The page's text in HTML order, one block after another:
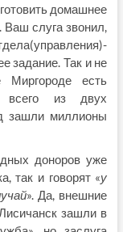
домашнее
Ваш слуга звонил,
задание. Так и не
есть
всего из двух
зашли миллионы
доноров уже
так и говорят «у
». Да, внешние
зашли в